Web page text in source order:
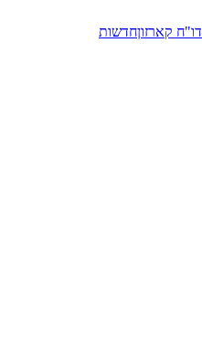
דו"ח קארזוןחדשות